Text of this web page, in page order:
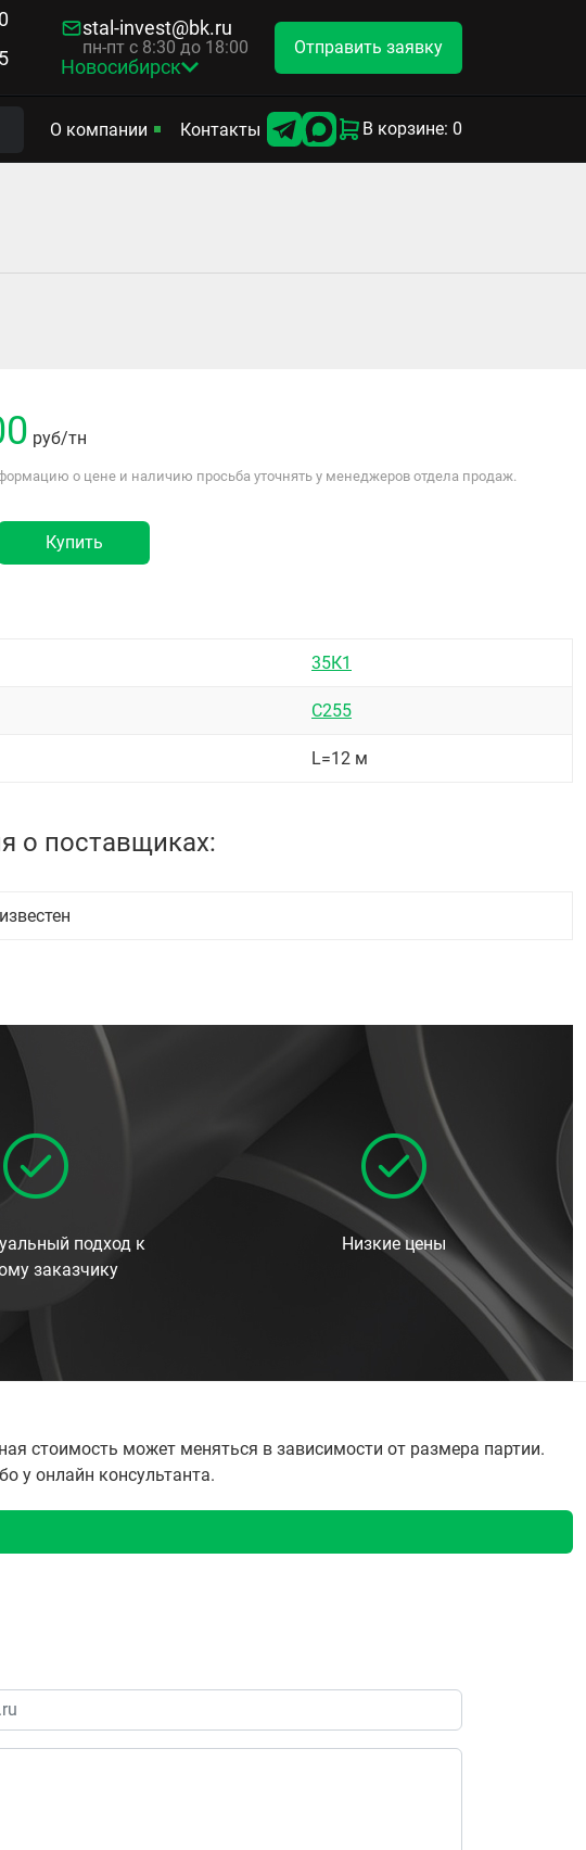
stal-invest@bk.ru
пн-пт с 8:30 до 18:00
Новосибирск
Отправить заявку
О компании Контакты В корзине: 0
руб/тн
о цене и наличию просьба уточнять у менеджеров отдела продаж.
Купить
35К1
С255
L=12 м
о поставщиках:
подход к
заказчику
Низкие цены
стоимость может меняться в зависимости от размера партии.
у онлайн консультанта.